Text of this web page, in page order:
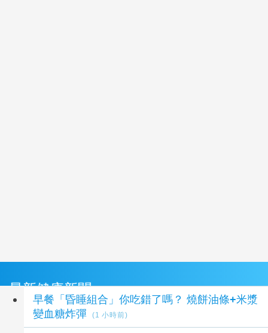
最新健康新聞
早餐「昏睡組合」你吃錯了嗎？ 燒餅油條+米漿
變血糖炸彈
(1 小時前)